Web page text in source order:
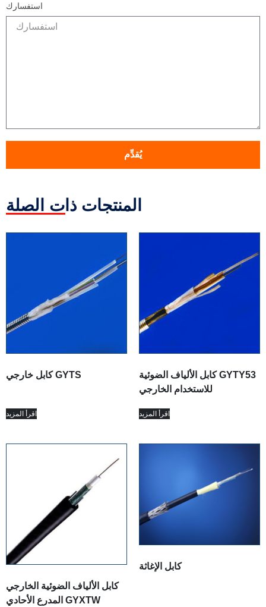
استفسارك
يُقدِّم
المنتجات ذات الصلة
كابل خارجي GYTS
اقرأ المزيد
كابل الألياف الضوئية GYTY53
اقرأ المزيد
كابل الألياف الضوئية الخارجي
المدرع الأحادي GYXTW
كابل الإغاثة